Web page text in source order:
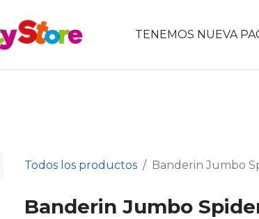
TENEMOS NUEVA
Todos los productos Banderin Jumbo
Banderin Jumbo